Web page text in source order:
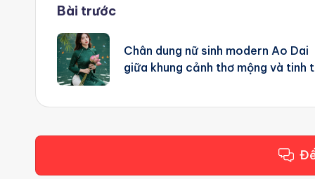
Post
navigation
Bài trước
Chân dung nữ sinh modern Ao Dai
giữa khung cảnh thơ mộng và tinh